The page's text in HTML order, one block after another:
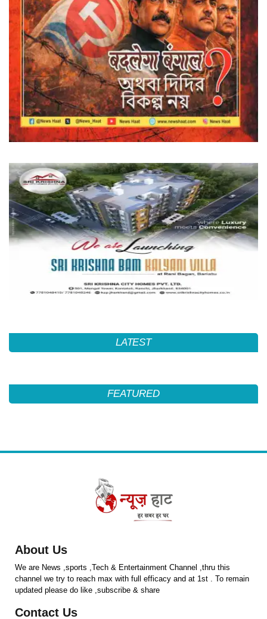
LATEST
FEATURED
About Us
We are News ,sports ,Tech & Entertainment Channel ,thru this
channel we try to reach max with full efficacy and at 1st . To remain
updated please do like ,subscribe & share
Contact Us